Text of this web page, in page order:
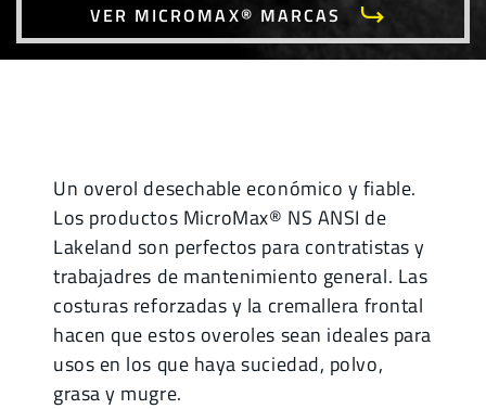
VER MICROMAX® MARCAS
Un overol desechable económico y fiable.
Los productos MicroMax® NS ANSI de
Lakeland son perfectos para contratistas y
trabajadres de mantenimiento general. Las
costuras reforzadas y la cremallera frontal
hacen que estos overoles sean ideales para
usos en los que haya suciedad, polvo,
grasa y mugre.